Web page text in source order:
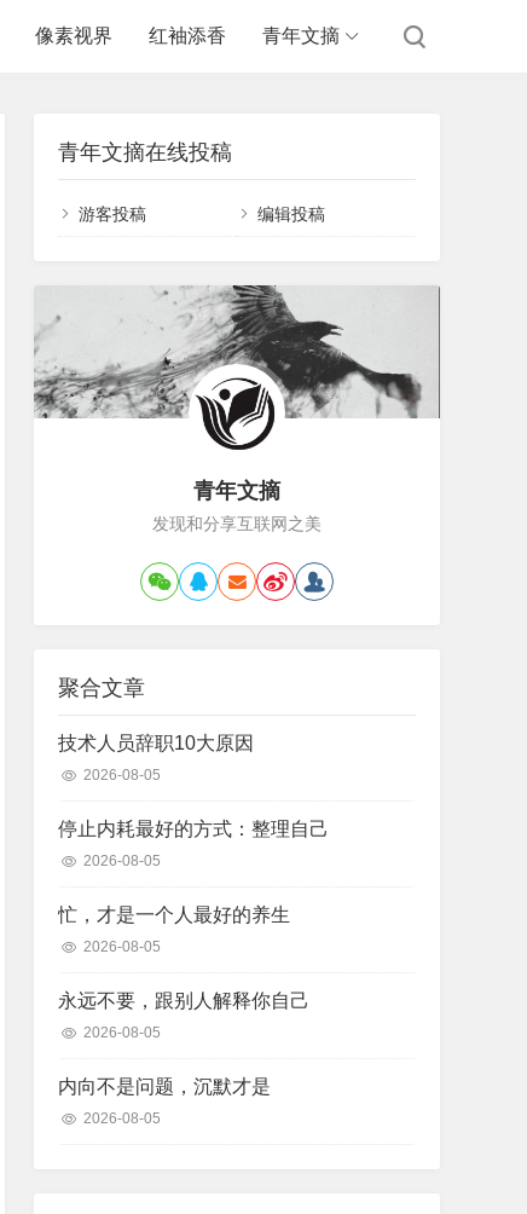
像素视界 红袖添香 青年文摘
青年文摘在线投稿
游客投稿 编辑投稿
青年文摘
发现和分享互联网之美
聚合文章
技术人员辞职10大原因
2026-08-05
停止内耗最好的方式：整理自己
2026-08-05
忙，才是一个人最好的养生
2026-08-05
永远不要，跟别人解释你自己
2026-08-05
内向不是问题，沉默才是
2026-08-05